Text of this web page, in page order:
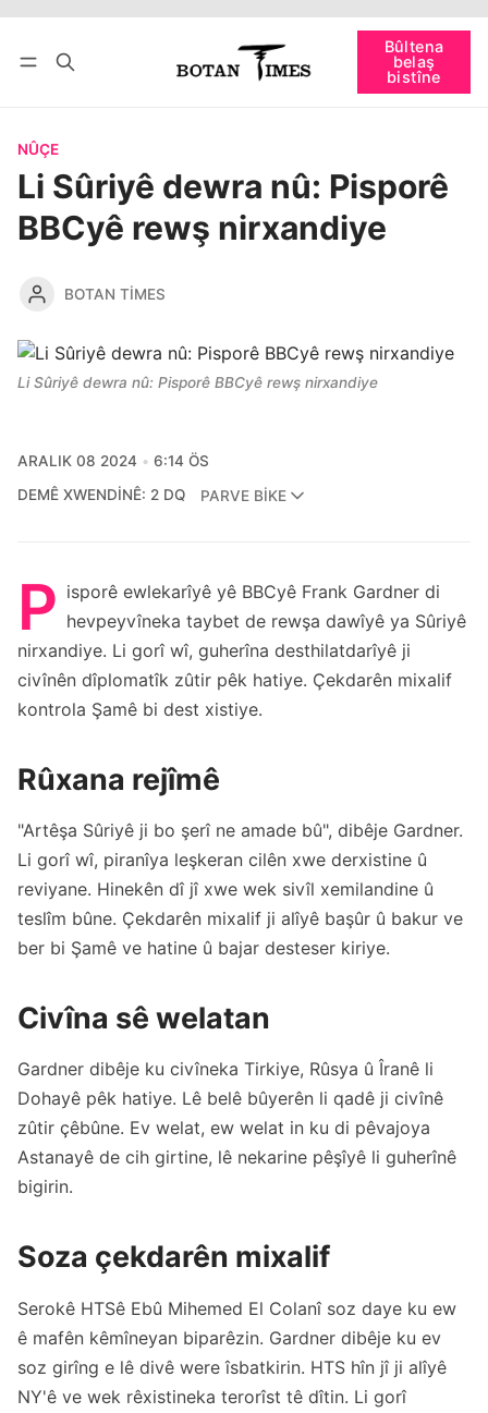
Bûltena
belaş
bistîne
bişopîne
NÛÇE
Li Sûriyê dewra nû: Pisporê
BBCyê rewş nirxandiye
BOTAN TIMES
Li Sûriyê dewra nû: Pisporê BBCyê rewş nirxandiye
ARALIK 08 2024
6:14 ÖS
DEMÊ XWENDINÊ: 2 DQ
PARVE BIKE
P isporê ewlekarîyê yê BBCyê Frank Gardner di
hevpeyvîneka taybet de rewşa dawîyê ya Sûriyê
nirxandiye. Li gorî wî, guherîna desthilatdarîyê ji
civînên dîplomatîk zûtir pêk hatiye. Çekdarên mixalif
kontrola Şamê bi dest xistiye.
Rûxana rejîmê
"Artêşa Sûriyê ji bo şerî ne amade bû", dibêje Gardner.
Li gorî wî, piranîya leşkeran cilên xwe derxistine û
reviyane. Hinekên dî jî xwe wek sivîl xemilandine û
teslîm bûne. Çekdarên mixalif ji alîyê başûr û bakur ve
ber bi Şamê ve hatine û bajar desteser kiriye.
Civîna sê welatan
Gardner dibêje ku civîneka Tirkiye, Rûsya û Îranê li
Dohayê pêk hatiye. Lê belê bûyerên li qadê ji civînê
zûtir çêbûne. Ev welat, ew welat in ku di pêvajoya
Astanayê de cih girtine, lê nekarine pêşîyê li guherînê
bigirin.
Soza çekdarên mixalif
Serokê HTSê Ebû Mihemed El Colanî soz daye ku ew
ê mafên kêmîneyan biparêzin. Gardner dibêje ku ev
soz girîng e lê divê were îsbatkirin. HTS hîn jî ji alîyê
NY'ê ve wek rêxistineka terorîst tê dîtin. Li gorî